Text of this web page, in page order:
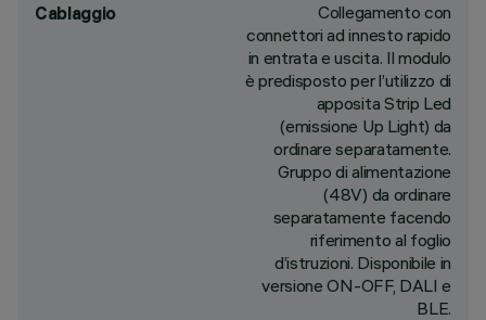
Cablaggio
Collegamento con
connettori ad innesto rapido
in entrata e uscita. Il modulo
è predisposto per l’utilizzo di
apposita Strip Led
(emissione Up Light) da
ordinare separatamente.
Gruppo di alimentazione
(48V) da ordinare
separatamente facendo
riferimento al foglio
d’istruzioni. Disponibile in
versione ON-OFF, DALI e
BLE.